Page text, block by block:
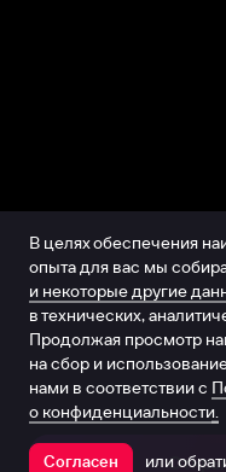
В целях обеспечения
опыта для вас мы
и некоторые другие
в технических,
Продолжая просмотр
на сбор и
нами в соответствии с
о конфиденциальности.
Согласен или